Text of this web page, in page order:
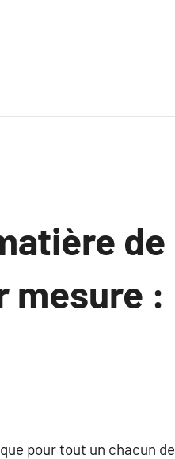
de
mesure :
pour tout un chacun de